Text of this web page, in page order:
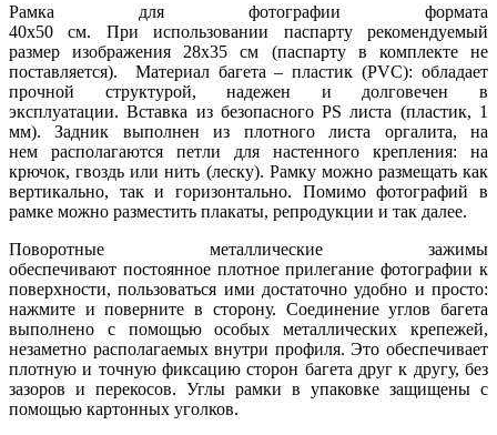
Рамка для фотографии формата
40х50 см. При использовании паспарту рекомендуемый
размер изображения 28х35 см (паспарту в комплекте не
поставляется). Материал багета – пластик (PVC): обладает
прочной структурой, надежен и долговечен в
эксплуатации.Вставка из безопасного PS листа (пластик, 1
мм). Задник выполнен из плотного листа оргалита, на
нем располагаются петли для настенного крепления: на
крючок, гвоздь или нить (леску). Рамку можно размещать как
вертикально, так и горизонтально. Помимо фотографий в
рамке можно разместить плакаты, репродукции и так далее.
Поворотные металлические зажимы
обеспечивают постоянное плотное прилегание фотографии к
поверхности, пользоваться ими достаточно удобно и просто:
нажмите и поверните в сторону. Соединение углов багета
выполнено с помощью особых металлических крепежей,
незаметно располагаемых внутри профиля. Это обеспечивает
плотную и точную фиксацию сторон багета друг к другу, без
зазоров и перекосов. Углы рамки в упаковке защищены с
помощью картонных уголков.